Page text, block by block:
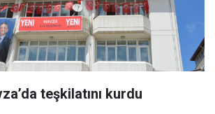
teşkilatını kurdu